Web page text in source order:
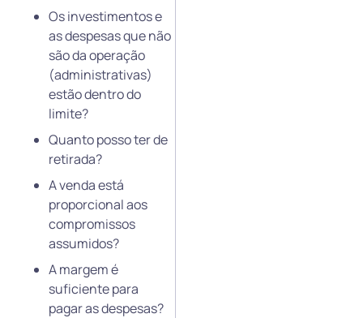
Os investimentos e
as despesas que não
são da operação
(administrativas)
estão dentro do
limite?
Quanto posso ter de
retirada?
A venda está
proporcional aos
compromissos
assumidos?
A margem é
suficiente para
pagar as despesas?